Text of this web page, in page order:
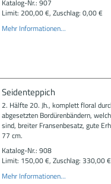
Katalog-Nr.: 907
Limit: 200,00 €, Zuschlag: 0,00 €
Mehr Informationen...
Seidenteppich
2. Hälfte 20. Jh., komplett floral
abgesetzten Bordürenbändern,
sind, breiter Fransenbesatz, gute
77 cm.
Katalog-Nr.: 908
Limit: 150,00 €, Zuschlag: 330,00 €
Mehr Informationen...